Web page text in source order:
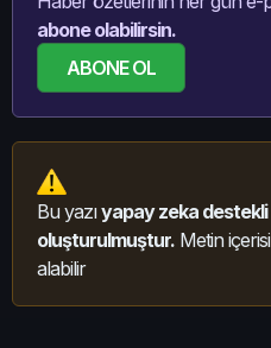
abone olabilirsin.
ABONE OL
Bu yazıyapay zeka
oluşturulmuştur. Metin
alabilir